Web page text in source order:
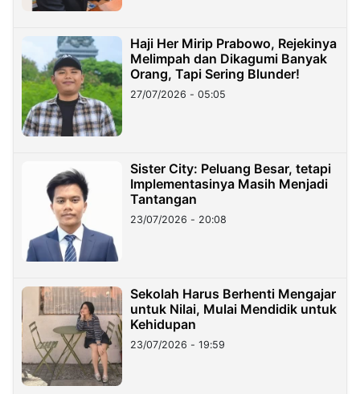
Haji Her Mirip Prabowo, Rejekinya
Melimpah dan Dikagumi Banyak
Orang, Tapi Sering Blunder!
27/07/2026 - 05:05
Sister City: Peluang Besar, tetapi
Implementasinya Masih Menjadi
Tantangan
23/07/2026 - 20:08
Sekolah Harus Berhenti Mengajar
untuk Nilai, Mulai Mendidik untuk
Kehidupan
23/07/2026 - 19:59